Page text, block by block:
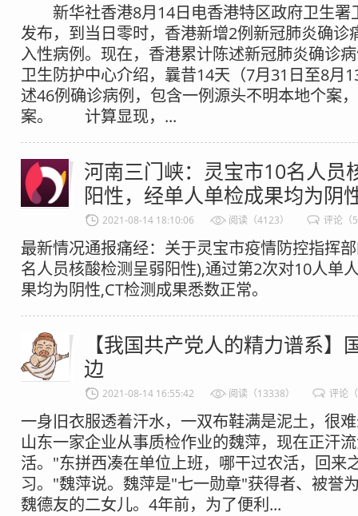
新华社香港8月14日电香港特区政府卫生署
发布，到当日零时，香港新增2例新冠肺炎确诊
入性病例。现在，香港累计陈述新冠肺炎确
卫生防护中心介绍，曩昔14天（7月31日至8月
述46例确诊病例，包含一例源头不明本地个案
案。 计算显现，...
河南三门峡：灵宝市10名人员
阳性，经单人单检成果均为阴
2021-08-14 18:10:06 阅读（4123） 评论（
最新情况通报痛经：关于灵宝市疫情防控指挥
名人员核酸检测呈弱阳性),通过第2次对10人单
果均为阴性,CT检测成果悉数正常。​​​
【我国共产党人的精力谱系】
边
2021-08-14 16:55:42 阅读（13338） 评论
一身旧衣服透着汗水，一双布鞋满是泥土，很
山东一家企业从事质检作业的魏萍，现在正汗
活。"东拼西凑在单位上班，哪干过农活，回来
习。"魏萍说。魏萍是"七一勋章"获得者、被誉
魏德友的二女儿。4年前，为了便利...